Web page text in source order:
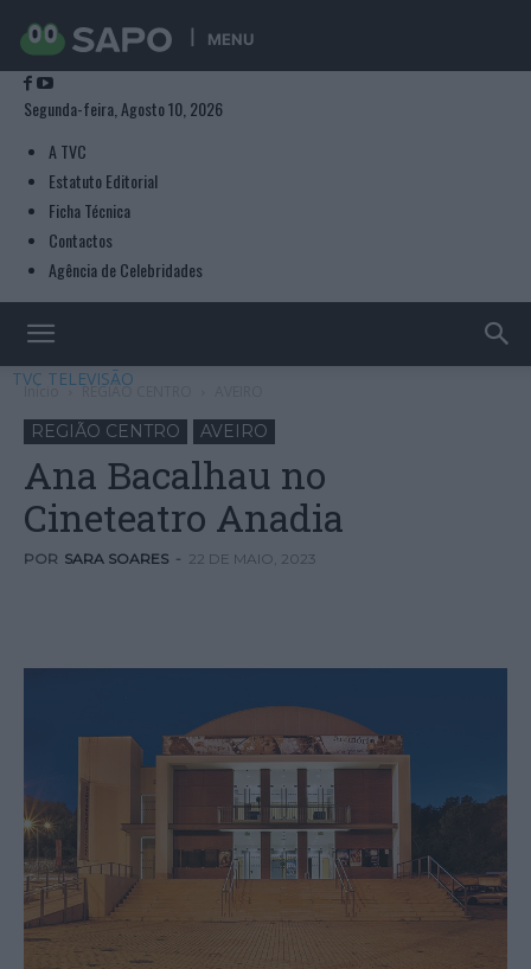
MENU
Segunda-feira, Agosto 10, 2026
A TVC
Estatuto Editorial
Ficha Técnica
Contactos
Agência de Celebridades
TVC TELEVISÃO
Início REGIÃO CENTRO
REGIÃO CENTRO AVEIRO
Ana Bacalhau no
Cineteatro Anadia
POR SARA SOARES - 22 DE MAIO, 2023